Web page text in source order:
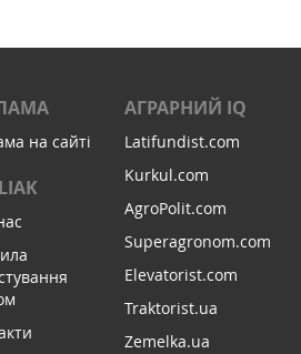
на сайті
АГРАРНИЙ IQ
Latifundist.com
Kurkul.com
AgroPolit.com
Superagronom.com
Elevatorist.com
Traktorist.ua
Zemelka.ua